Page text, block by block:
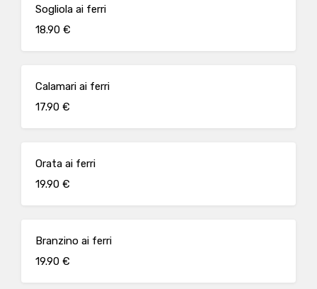
Sogliola ai ferri
18.90 €
Calamari ai ferri
17.90 €
Orata ai ferri
19.90 €
Branzino ai ferri
19.90 €